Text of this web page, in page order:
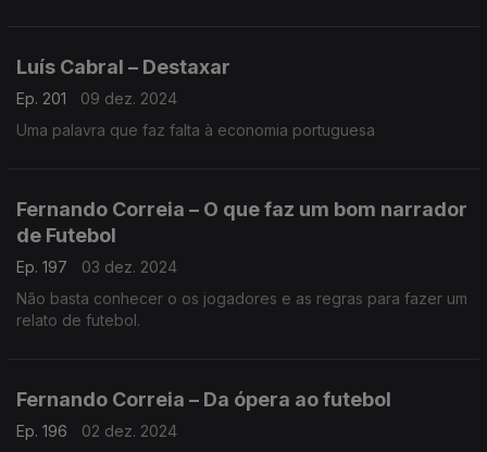
Luís Cabral – Destaxar
Ep. 201
09 dez. 2024
Uma palavra que faz falta à economia portuguesa
Fernando Correia – O que faz um bom narrador
de Futebol
Ep. 197
03 dez. 2024
Não basta conhecer o os jogadores e as regras para fazer um
relato de futebol.
Fernando Correia – Da ópera ao futebol
Ep. 196
02 dez. 2024